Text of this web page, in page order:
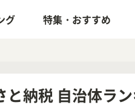
グ 特集・おすすめ
と納税 自治体ラ